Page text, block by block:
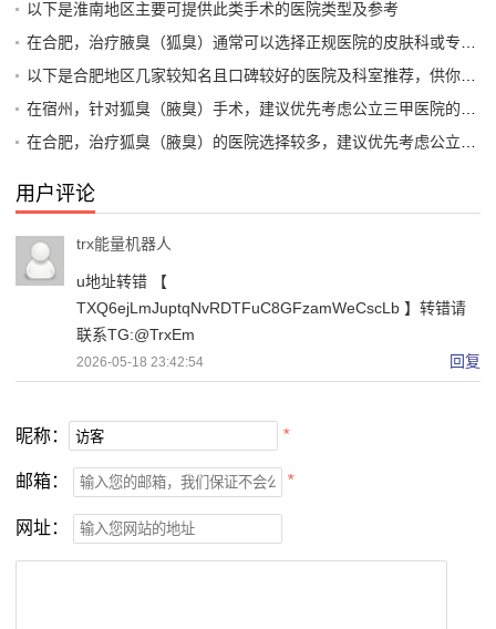
以下是淮南地区主要可提供此类手术的医院类型及参考
用户评论
trx能量机器人
u地址转错 【
TXQ6ejLmJuptqNvRDTFuC8GFzamWeCscLb 】转错请
联系TG:@TrxEm
2026-05-18 23:42:54 回复
昵称： *
邮箱： *
网址：